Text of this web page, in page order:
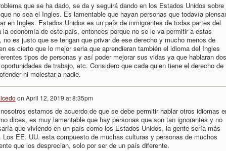
que se ha dado, se da y seguirá dando en los Estados Unidos sobre
no sea el Ingles. Es lamentable que hayan personas que todavía
en Ingles. Estados Unidos es un país de inmigrantes de todas partes del
la economía de este país, entonces porque no se le va permitir a estas
es justo que se tengan que privar de ese derecho y mucho menos de
es cierto que lo mejor seria que aprendieran también el idioma del Ingles
tipos de personas y así poder mejorar sus vidas ya que hablaran dos
de trabajo, etc. Considero que cada quien tiene el derecho de
ni molestar a nadie.
on April 12, 2019 at 8:35pm
estamos de acuerdo de que se debe permitir hablar otros idiomas
dices, es muy lamentable que hay personas que son tan ignorantes y no
que viviendo en un país como los Estados Unidos, la gente sería más
EE. UU. esta compuesto de muchas culturas y personas de muchos
que los desprecian, solo por ser de un país diferente.